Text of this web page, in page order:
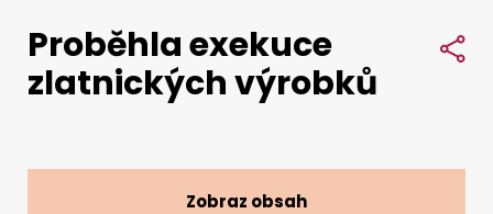
Daně
Proběhla exekuce
zlatnických výrobků
Zobraz obsah